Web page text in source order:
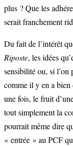
plus ? Que les
serait franchement
Du fait de l’intérêt
Riposte, les idées
sensibilité ou, si l’on
comme il y en a bien
une fois, le fruit
tout simplement la
pourrait même dire
« entrée » au PCF